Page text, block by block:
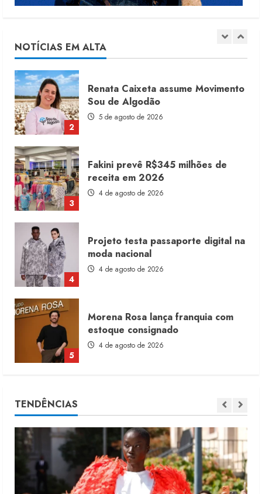
NOTÍCIAS EM ALTA
1
2
Renata Caixeta assume Movimento
Sou de Algodão
5 de agosto de 2026
3
Fakini prevê R$345 milhões de
receita em 2026
4 de agosto de 2026
4
Projeto testa passaporte digital na
moda nacional
4 de agosto de 2026
5
Morena Rosa lança franquia com
estoque consignado
4 de agosto de 2026
1
Renata Caixeta assume Movimento
Sou de Algodão
TENDÊNCIAS